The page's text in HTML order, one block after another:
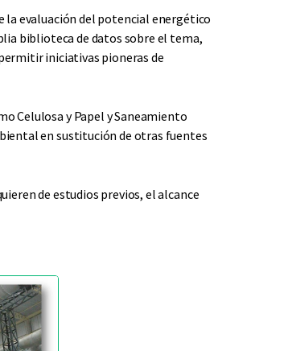
la evaluación del potencial energético
biblioteca de datos sobre el tema,
iniciativas pioneras de
Celulosa y Papel y Saneamiento
en sustitución de otras fuentes
de estudios previos, el alcance